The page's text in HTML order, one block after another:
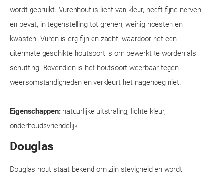
wordt gebruikt. Vurenhout is licht van kleur, heeft fijne nerven
en bevat, in tegenstelling tot grenen, weinig noesten en
kwasten. Vuren is erg fijn en zacht, waardoor het een
uitermate geschikte houtsoort is om bewerkt te worden als
schutting. Bovendien is het houtsoort weerbaar tegen
weersomstandigheden en verkleurt het nagenoeg niet.
Eigenschappen: natuurlijke uitstraling, lichte kleur,
onderhoudsvriendelijk.
Douglas
Douglas hout staat bekend om zijn stevigheid en wordt